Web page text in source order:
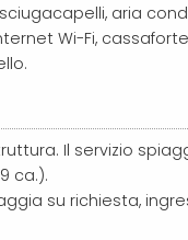
aria
Wi-Fi,
Il servizio
ca.).
su richiesta,